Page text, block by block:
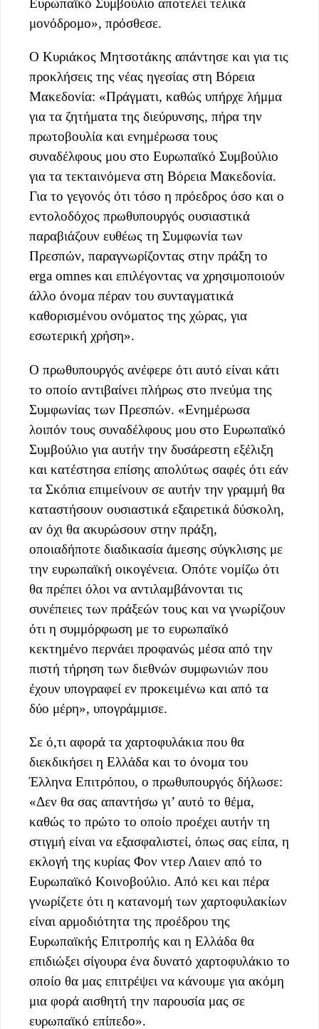
Ευρωπαϊκό Συμβούλιο αποτελεί τελικά
μονόδρομο», πρόσθεσε.
Ο Κυριάκος Μητσοτάκης απάντησε και για τις
προκλήσεις της νέας ηγεσίας στη Βόρεια
Μακεδονία: «Πράγματι, καθώς υπήρχε λήμμα
για τα ζητήματα της διεύρυνσης, πήρα την
πρωτοβουλία και ενημέρωσα τους
συναδέλφους μου στο Ευρωπαϊκό Συμβούλιο
για τα τεκταινόμενα στη Βόρεια Μακεδονία.
Για το γεγονός ότι τόσο η πρόεδρος όσο και ο
εντολοδόχος πρωθυπουργός ουσιαστικά
παραβιάζουν ευθέως τη Συμφωνία των
Πρεσπών, παραγνωρίζοντας στην πράξη το
erga omnes και επιλέγοντας να χρησιμοποιούν
άλλο όνομα πέραν του συνταγματικά
καθορισμένου ονόματος της χώρας, για
εσωτερική χρήση».
Ο πρωθυπουργός ανέφερε ότι αυτό είναι κάτι
το οποίο αντιβαίνει πλήρως στο πνεύμα της
Συμφωνίας των Πρεσπών. «Ενημέρωσα
λοιπόν τους συναδέλφους μου στο Ευρωπαϊκό
Συμβούλιο για αυτήν την δυσάρεστη εξέλιξη
και κατέστησα επίσης απολύτως σαφές ότι εάν
τα Σκόπια επιμείνουν σε αυτήν την γραμμή θα
καταστήσουν ουσιαστικά εξαιρετικά δύσκολη,
αν όχι θα ακυρώσουν στην πράξη,
οποιαδήποτε διαδικασία άμεσης σύγκλισης με
την ευρωπαϊκή οικογένεια. Οπότε νομίζω ότι
θα πρέπει όλοι να αντιλαμβάνονται τις
συνέπειες των πράξεών τους και να γνωρίζουν
ότι η συμμόρφωση με το ευρωπαϊκό
κεκτημένο περνάει προφανώς μέσα από την
πιστή τήρηση των διεθνών συμφωνιών που
έχουν υπογραφεί εν προκειμένω και από τα
δύο μέρη», υπογράμμισε.
Σε ό,τι αφορά τα χαρτοφυλάκια που θα
διεκδικήσει η Ελλάδα και το όνομα του
Έλληνα Επιτρόπου, ο πρωθυπουργός δήλωσε:
«Δεν θα σας απαντήσω γι’ αυτό το θέμα,
καθώς το πρώτο το οποίο προέχει αυτήν τη
στιγμή είναι να εξασφαλιστεί, όπως σας είπα, η
εκλογή της κυρίας Φον ντερ Λαιεν από το
Ευρωπαϊκό Κοινοβούλιο. Από κει και πέρα
γνωρίζετε ότι η κατανομή των χαρτοφυλακίων
είναι αρμοδιότητα της προέδρου της
Ευρωπαϊκής Επιτροπής και η Ελλάδα θα
επιδιώξει σίγουρα ένα δυνατό χαρτοφυλάκιο το
οποίο θα μας επιτρέψει να κάνουμε για ακόμη
μια φορά αισθητή την παρουσία μας σε
ευρωπαϊκό επίπεδο».